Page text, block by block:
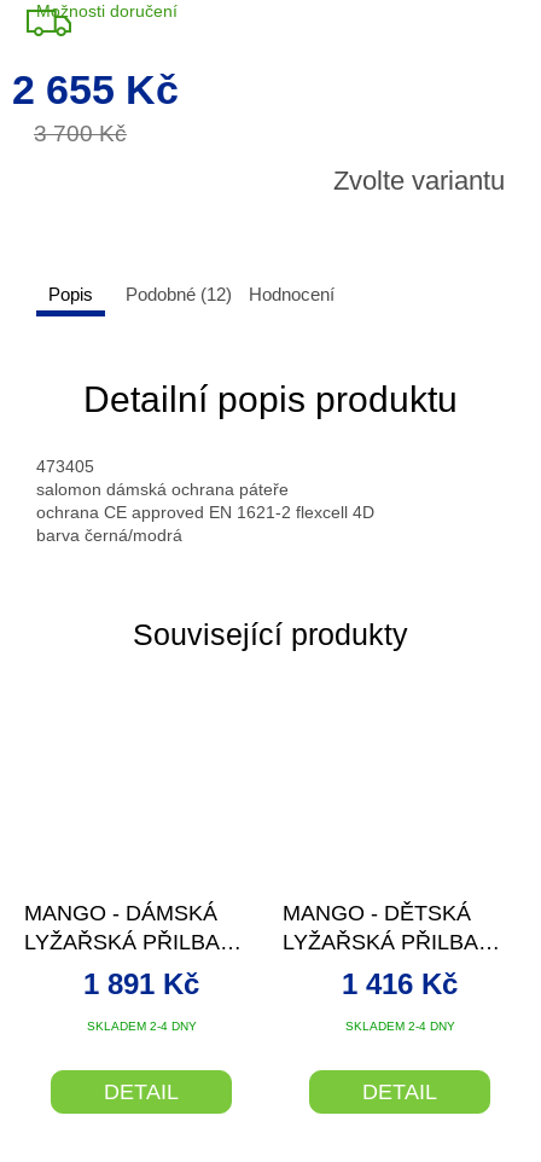
3 700 Kč
2 655 Kč
Měrná
cena:
Zvolte variantu
Možnosti doručení
Související produkty
MANGO - DÁMSKÁ
LYŽAŘSKÁ PŘILBA
WIND, BÍLÁ MAT
SKLADEM 2-4 DNY
1 891 Kč
DETAIL
MANGO - DĚTSKÁ
LYŽAŘSKÁ PŘILBA
ROCKY, ŽLUTÁ FLUO
SKLADEM 2-4 DNY
1 416 Kč
DETAIL
Popis Podobné (12) Hodnocení
Detailní popis produktu
473405
salomon dámská ochrana páteře
ochrana CE approved EN 1621-2 flexcell 4D
barva černá/modrá